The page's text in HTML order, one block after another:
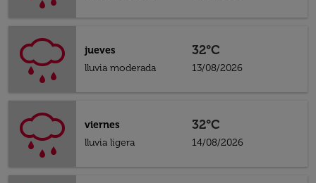
jueves
lluvia moderada
32°C
13/08/2026
viernes
lluvia ligera
32°C
14/08/2026